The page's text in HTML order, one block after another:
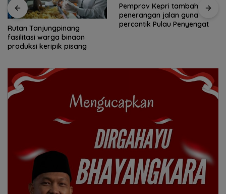
Pemprov Kepri tambah
penerangan jalan guna
percantik Pulau Penyengat
Yane Bima Arya: HAN